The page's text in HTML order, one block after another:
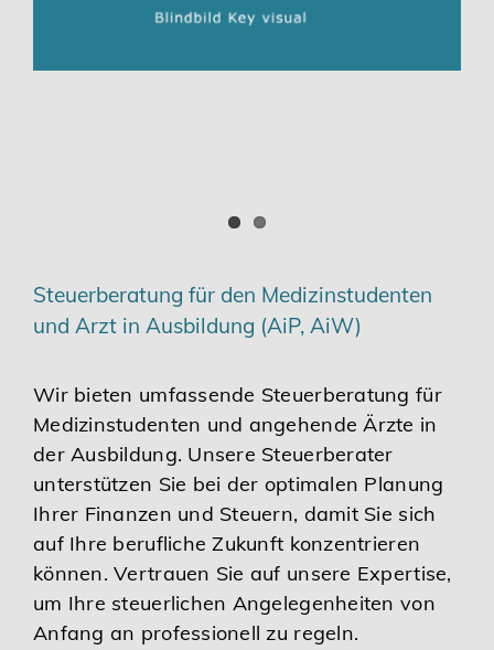
Steuerberatung für den Medizinstudenten
und Arzt in Ausbildung (AiP, AiW)
Wir bieten umfassende Steuerberatung für
Medizinstudenten und angehende Ärzte in
der Ausbildung. Unsere Steuerberater
unterstützen Sie bei der optimalen Planung
Ihrer Finanzen und Steuern, damit Sie sich
auf Ihre berufliche Zukunft konzentrieren
können. Vertrauen Sie auf unsere Expertise,
um Ihre steuerlichen Angelegenheiten von
Anfang an professionell zu regeln.